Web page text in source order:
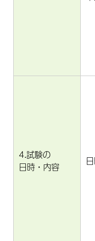
4.試験の
日時・内容